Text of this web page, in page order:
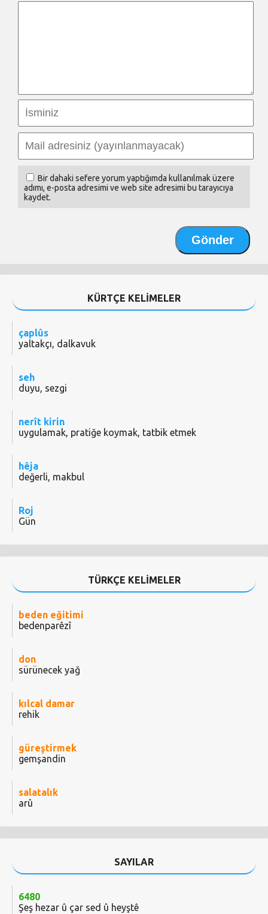
Bir dahaki sefere yorum yaptığımda kullanılmak üzere
adımı, e-posta adresimi ve web site adresimi bu tarayıcıya
kaydet.
KÜRTÇE KELİMELER
çaplûs
yaltakçı, dalkavuk
seh
duyu, sezgi
nerît kirin
uygulamak, pratiğe koymak, tatbik etmek
hêja
değerli, makbul
Roj
Gün
TÜRKÇE KELİMELER
beden eğitimi
bedenparêzî
don
sürünecek yağ
kılcal damar
rehik
güreştirmek
gemşandin
salatalık
arû
SAYILAR
6480
Şeş hezar û çar sed û heyştê